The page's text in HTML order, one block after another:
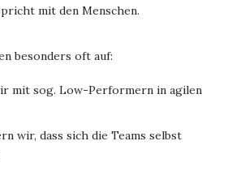
mit den Menschen.
besonders oft auf:
mit sog. Low-Performern in agilen
wir, dass sich die Teams selbst